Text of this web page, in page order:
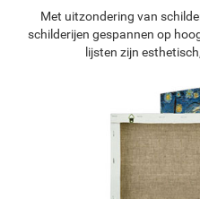
Met uitzondering van
schilderijen gespannen op
lijsten zijn